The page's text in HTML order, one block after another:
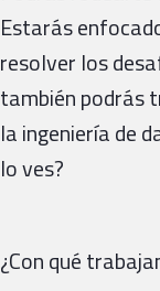
Estarás
resolver los
también podrás
la ingeniería de
lo ves?
¿Con qué